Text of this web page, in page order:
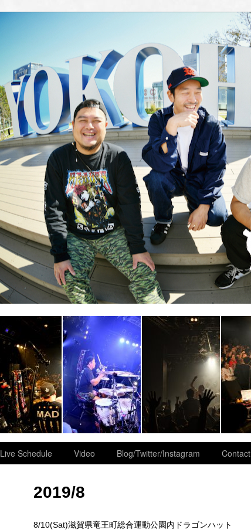
Live Schedule Video Blog/Twitter/Instagram Contact
2019/8
8/10(Sat)滋賀県竜王町総合運動公園内ドラゴンハット